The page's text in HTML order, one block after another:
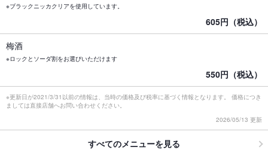
※ブラックニッカクリアを使用しています。
605円（税込）
梅酒
※ロックとソーダ割をお選びいただけます
550円（税込）
※更新日が2021/3/31以前の情報は、当時の価格及び税率に基づく情報となります。 価格につき
ましては直接店舗へお問い合わせください。
2026/05/13 更新
すべてのメニューを見る